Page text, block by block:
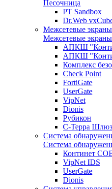
Песочница
PT Sandbox
Dr.Web
Межсетевые экраны
Межсетевые экраны
АПКШ
АПКШ
Комплекс
Check Point
FortiGate
UserGate
VipNet
Dionis
Рубикон
С-Терра Шлюз
Система
Система
Континет
VipNet IDS
UserGate
Dionis